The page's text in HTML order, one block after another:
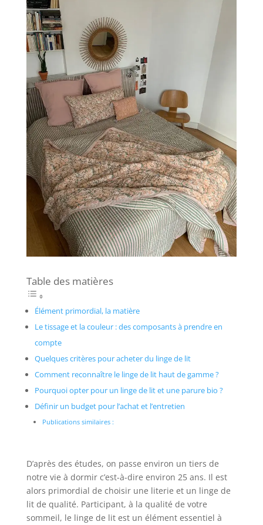
Table des matières
Élément primordial, la matière
Le tissage et la couleur : des composants à prendre en
compte
Quelques critères pour acheter du linge de lit
Comment reconnaître le linge de lit haut de gamme ?
Pourquoi opter pour un linge de lit et une parure bio ?
Définir un budget pour l’achat et l’entretien
Publications similaires :
D’après des études, on passe environ un tiers de
notre vie à dormir c’est-à-dire environ 25 ans. Il est
alors primordial de choisir une literie et un linge de
lit de qualité. Participant, à la qualité de votre
sommeil, le linge de lit est un élément essentiel à